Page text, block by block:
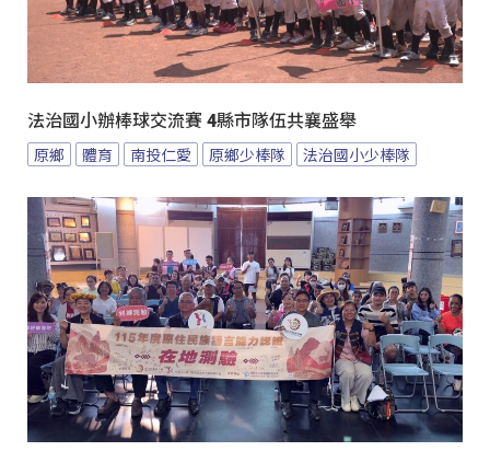
法治國小辦棒球交流賽 4縣市隊伍共襄盛舉
原鄉 體育 南投仁愛 原鄉少棒隊 法治國小少棒隊